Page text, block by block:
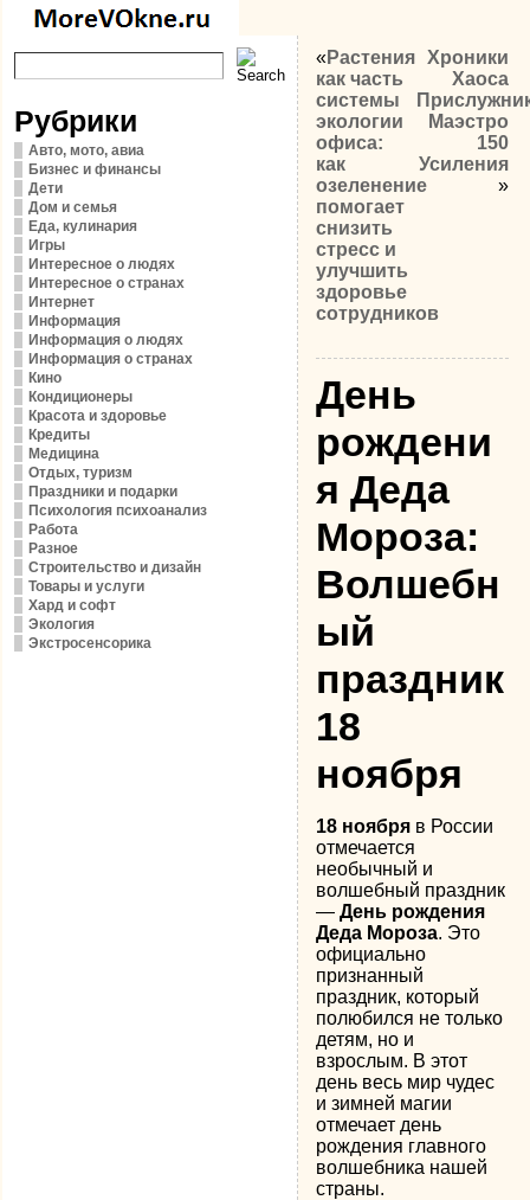
Рубрики
Авто, мото, авиа
Бизнес и финансы
Дети
Дом и семья
Еда, кулинария
Игры
Интересное о людях
Интересное о странах
Интернет
Информация
Информация о людях
Информация о странах
Кино
Кондиционеры
Красота и здоровье
Кредиты
Медицина
Отдых, туризм
Праздники и подарки
Психология психоанализ
Работа
Разное
Строительство и дизайн
Товары и услуги
Хард и софт
Экология
Экстросенсорика
«Растения
как часть
системы
экологии
офиса:
как
озеленение
помогает
снизить
стресс и
улучшить
здоровье
сотрудников
Хроники
Хаоса
Маэстро
150
Усиления
»
День
рождени
я Деда
Мороза:
Волшебн
ый
праздник
18
ноября
18 ноября в России
отмечается
необычный и
волшебный праздник
—День рождения
Деда Мороза. Это
официально
признанный
праздник, который
полюбился не только
детям, но и
взрослым. В этот
день весь мир чудес
и зимней магии
отмечает день
рождения главного
волшебника нашей
страны.